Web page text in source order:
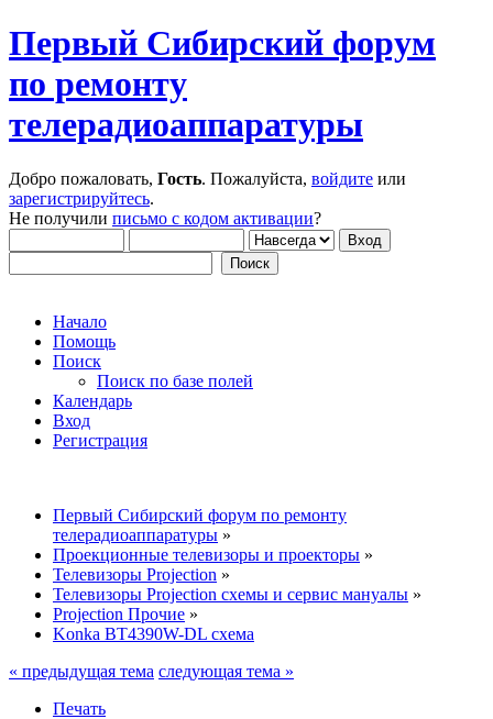
Первый Сибирский форум
по ремонту
телерадиоаппаратуры
Добро пожаловать, Гость. Пожалуйста, войдите или
зарегистрируйтесь.
Не получили письмо с кодом активации?
Начало
Помощь
Поиск
Поиск по базе полей
Календарь
Вход
Регистрация
Первый Сибирский форум по ремонту
телерадиоаппаратуры »
Проекционные телевизоры и проекторы »
Телевизоры Projection »
Телевизоры Projection схемы и сервис мануалы »
Projection Прочие »
Konka BT4390W-DL схема
« предыдущая тема следующая тема »
Печать